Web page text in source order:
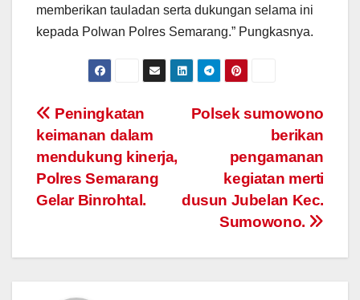
memberikan tauladan serta dukungan selama ini
kepada Polwan Polres Semarang.” Pungkasnya.
Post
navigation
Polsek sumowono
berikan
pengamanan
kegiatan merti
dusun Jubelan Kec.
Sumowono.
Peningkatan
keimanan dalam
mendukung kinerja,
Polres Semarang
Gelar Binrohtal.